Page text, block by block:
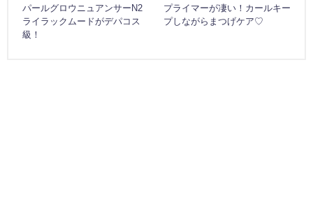
パールグロウニュアンサーN2
ライラックムードがデパコス
級！
プライマーが凄い！カールキー
プしながらまつげケア♡